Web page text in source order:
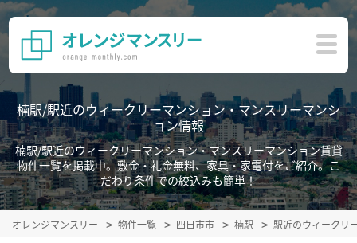
楠駅/駅近のウィークリーマンション・マンスリーマンシ
ョン情報
楠駅/駅近のウィークリーマンション・マンスリーマンション賃貸
物件一覧を掲載中。敷金・礼金無料、家具・家電付をご紹介。こ
だわり条件での絞込みも簡単！
オレンジマンスリー 物件一覧 四日市市 楠駅 駅近のウィークリ